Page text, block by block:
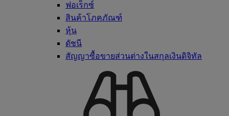
ฟอเร็กซ์
สินค้าโภคภัณฑ์
หุ้น
ดัชนี
สัญญาซื้อขายส่วนต่างในสกุลเงินดิจิทัล